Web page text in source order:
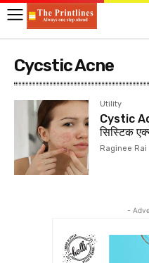
Cycstic Acne
Utility
Cystic
सिस्टिक
Raginee Rai
-